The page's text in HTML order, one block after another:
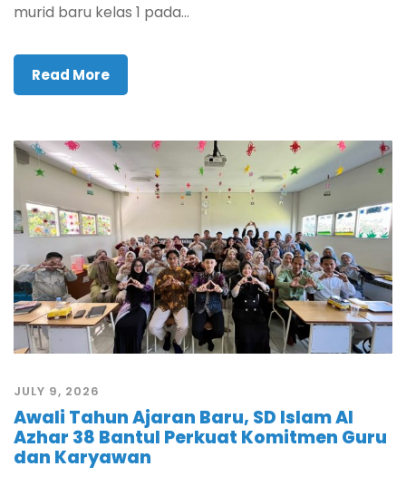
murid baru kelas 1 pada...
Read More
JULY 9, 2026
Awali Tahun Ajaran Baru, SD Islam Al
Azhar 38 Bantul Perkuat Komitmen Guru
dan Karyawan